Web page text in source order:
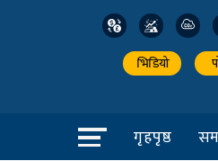
भिडियो
गृहपृष्ठ